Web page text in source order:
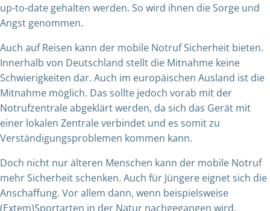
up-to-date gehalten werden. So wird ihnen die Sorge und
Angst genommen.
Auch auf Reisen kann der mobile Notruf Sicherheit bieten.
Innerhalb von Deutschland stellt die Mitnahme keine
Schwierigkeiten dar. Auch im europäischen Ausland ist die
Mitnahme möglich. Das sollte jedoch vorab mit der
Notrufzentrale abgeklärt werden, da sich das Gerät mit
einer lokalen Zentrale verbindet und es somit zu
Verständigungsproblemen kommen kann.
Doch nicht nur älteren Menschen kann der mobile Notruf
mehr Sicherheit schenken. Auch für Jüngere eignet sich die
Anschaffung. Vor allem dann, wenn beispielsweise
(Extem)Sportarten in der Natur nachgegangen wird.